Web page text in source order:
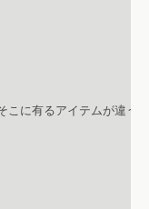
こに有るアイテムが違